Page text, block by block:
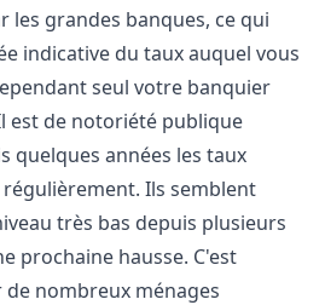
les grandes banques, ce qui
indicative du taux auquel vous
seul votre banquier
est de notoriété publique
quelques années les taux
Ils semblent
très bas depuis plusieurs
prochaine hausse. C'est
nombreux ménages